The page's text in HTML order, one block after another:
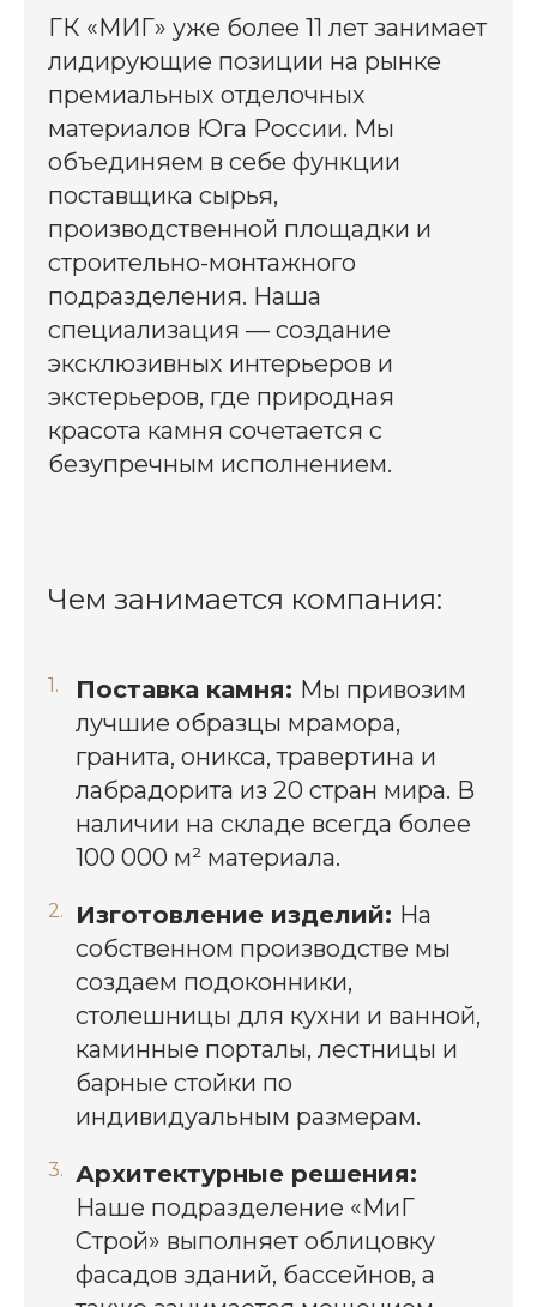
ГК «МИГ» уже более 11 лет занимает
лидирующие позиции на рынке
премиальных отделочных
материалов Юга России. Мы
объединяем в себе функции
поставщика сырья,
производственной площадки и
строительно-монтажного
подразделения. Наша
специализация — создание
эксклюзивных интерьеров и
экстерьеров, где природная
красота камня сочетается с
безупречным исполнением.
Чем занимается компания:
Поставка камня: Мы привозим
лучшие образцы мрамора,
гранита, оникса, травертина и
лабрадорита из 20 стран мира. В
наличии на складе всегда более
100 000 м² материала.
Изготовление изделий: На
собственном производстве мы
создаем подоконники,
столешницы для кухни и ванной,
каминные порталы, лестницы и
барные стойки по
индивидуальным размерам.
Архитектурные решения:
Наше подразделение «МиГ
Строй» выполняет облицовку
фасадов зданий, бассейнов, а